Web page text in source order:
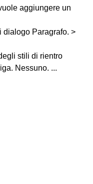
aggiungere un
dialogo Paragrafo. >
stili di rientro
Nessuno. ...